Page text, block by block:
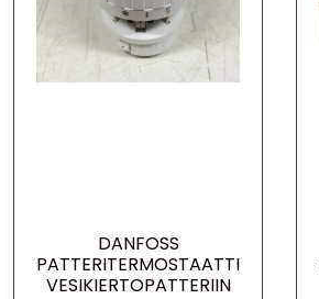
DANFOSS
PATTERITERMOSTAATTI
VESIKIERTOPATTERIIN